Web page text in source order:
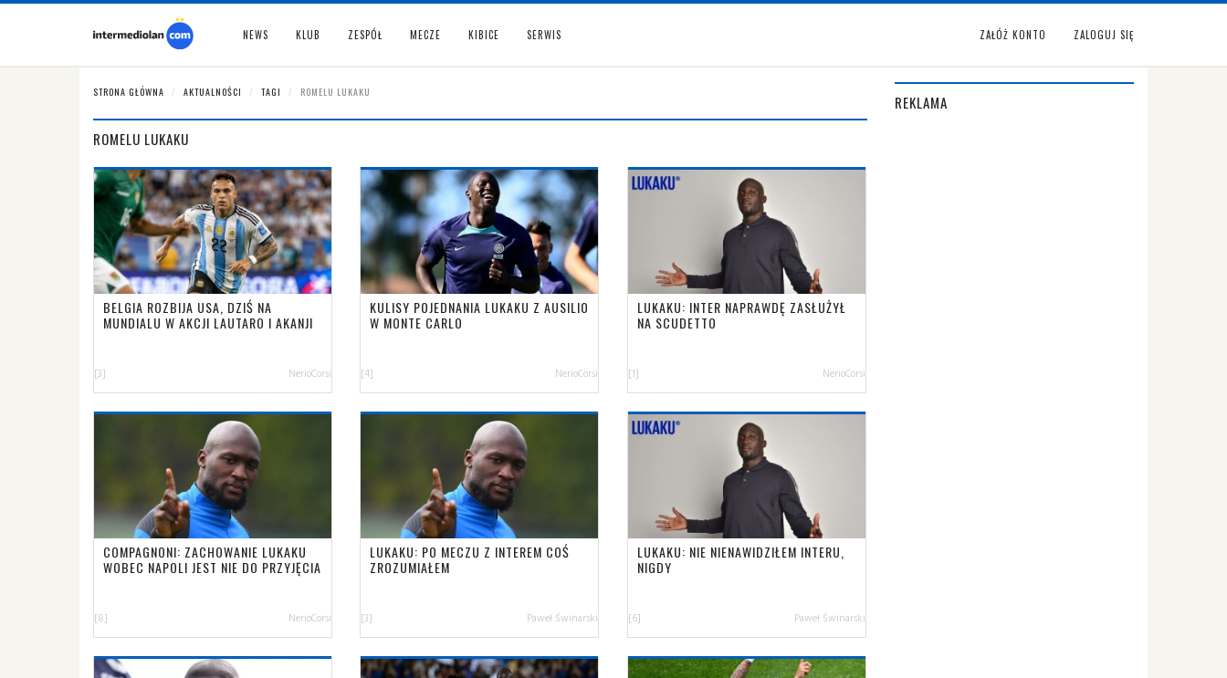
NEWS KLUB ZESPÓŁ MECZE KIBICE SERWIS ZAŁÓŻ KONTO ZALOGUJ SIĘ
STRONA GŁÓWNA AKTUALNOŚCI TAGI ROMELU LUKAKU
ROMELU LUKAKU
BELGIA ROZBIJA USA, DZIŚ NA
MUNDIALU W AKCJI LAUTARO I AKANJI
[3] NerioCorsi
KULISY POJEDNANIA LUKAKU Z AUSILIO
W MONTE CARLO
[4] NerioCorsi
LUKAKU: INTER NAPRAWDĘ ZASŁUŻYŁ
NA SCUDETTO
[1] NerioCorsi
COMPAGNONI: ZACHOWANIE LUKAKU
WOBEC NAPOLI JEST NIE DO PRZYJĘCIA
[8] NerioCorsi
LUKAKU: PO MECZU Z INTEREM COŚ
ZROZUMIAŁEM
[3] Paweł Świnarski
LUKAKU: NIE NIENAWIDZIŁEM INTERU,
NIGDY
[6] Paweł Świnarski
REKLAMA